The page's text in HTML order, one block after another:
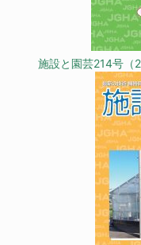
施設と園芸214号（